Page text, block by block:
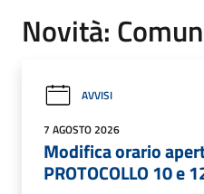
Novità:
AVVISI
7 AGOSTO 2026
Modifica orario
PROTOCOLLO 10 e